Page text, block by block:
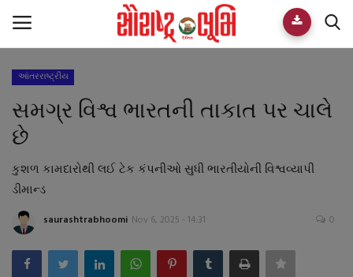
Home
E-paper
Videos
આંતરરાષ્ટ્રીય
સમગ્ર વિશ્વ ભારતની તાકાત પર ચાલે
છે
કુશળ કામદારોથી લઈ ટેક કંપનીઓ સુધી ભારતીયોની વિશ્વવ્યાપી
ડીમાન્ડ
saurashtrabhoomi Nov 6, 2025 - 14:31 0